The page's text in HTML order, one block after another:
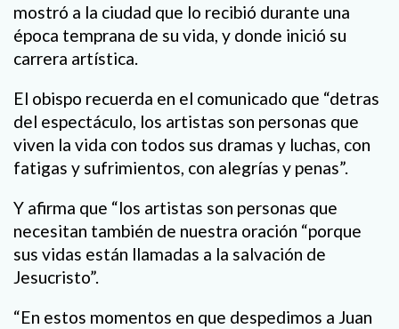
mostró a la ciudad que lo recibió durante una
época temprana de su vida, y donde inició su
carrera artística.
El obispo recuerda en el comunicado que “detras
del espectáculo, los artistas son personas que
viven la vida con todos sus dramas y luchas, con
fatigas y sufrimientos, con alegrías y penas”.
Y afirma que “los artistas son personas que
necesitan también de nuestra oración “porque
sus vidas están llamadas a la salvación de
Jesucristo”.
“En estos momentos en que despedimos a Juan